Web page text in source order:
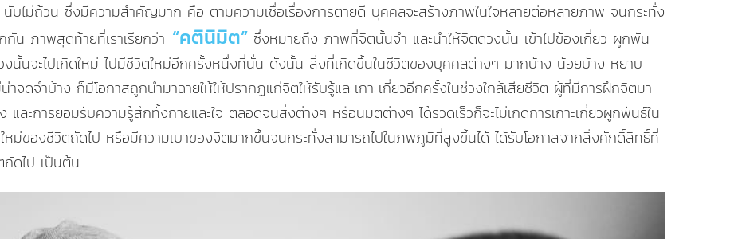
บไม่ถ้วน ซึ่งมีความสำคัญมาก คือ ตามความเชื่อเรื่องการตายดี บุคคลจะสร้างภาพในใจหลายต่อหลายภาพ จนกระทั่ง
น ภาพสุดท้ายที่เราเรียกว่า “คตินิมิต” ซึ่งหมายถึง ภาพที่จิตนั้นจำ และนำให้จิตดวงนั้น เข้าไปข้องเกี่ยว ผูกพัน
นจะไปเกิดใหม่ ไปมีชีวิตใหม่อีกครั้งหนึ่งที่นั่น ดังนั้น สิ่งที่เกิดขึ้นในชีวิตของบุคคลต่างๆ มากบ้าง น้อยบ้าง หยาบ
ดจำบ้าง ก็มีโอกาสถูกนำมาฉายให้ให้ปรากฏแก่จิตให้รับรู้และเกาะเกี่ยวอีกครั้งในช่วงใกล้เสียชีวิต ผู้ที่มีการฝึกจิตมา
ะการยอมรับความรู้สึกทั้งกายและใจ ตลอดจนสิ่งต่างๆ หรือนิมิตต่างๆ ได้รวดเร็วก็จะไม่เกิดการเกาะเกี่ยวผูกพันธ์ใน
ม่ของชีวิตถัดไป หรือมีความเบาของจิตมากขึ้นจนกระทั่งสามารถไปในภพภูมิที่สูงขึ้นได้ ได้รับโอกาสจากสิ่งศักดิ์สิทธิ์ที่
ถัดไป เป็นต้น